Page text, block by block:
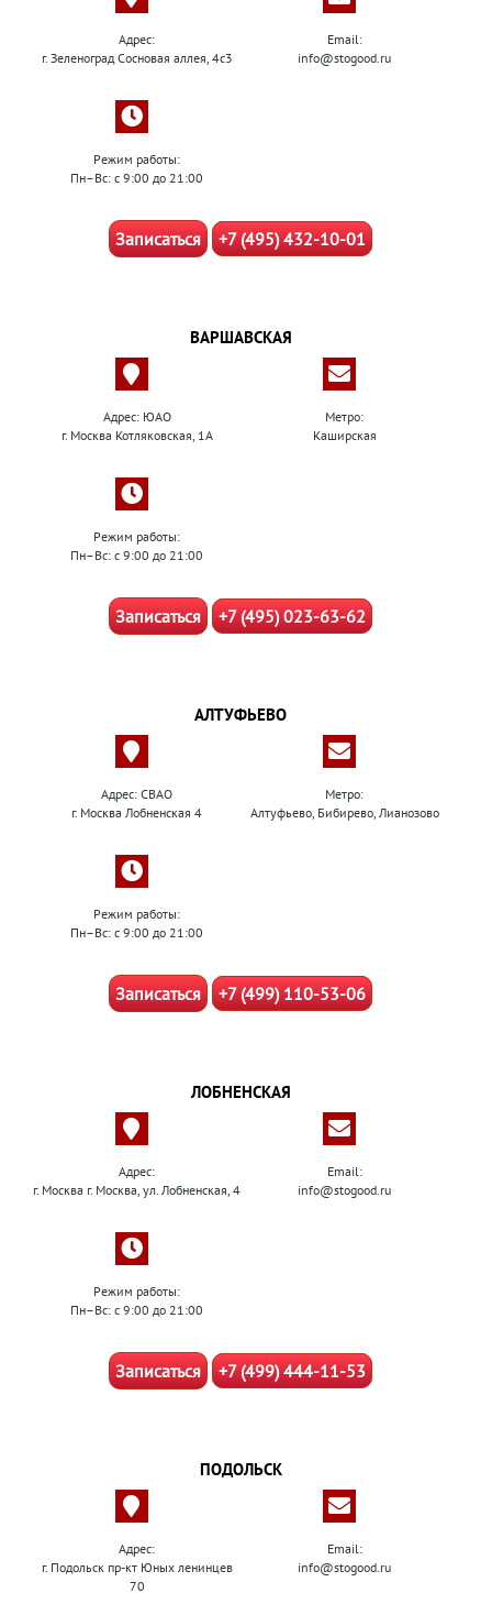
Адрес:
г. Зеленоград Сосновая аллея, 4с3
Email:
info@stogood.ru
Режим работы:
Пн–Вс: с 9:00 до 21:00
Записаться +7 (495) 432-10-01
ВАРШАВСКАЯ
Адрес: ЮАО
г. Москва Котляковская, 1А
Метро:
Каширская
Режим работы:
Пн–Вс: с 9:00 до 21:00
Записаться +7 (495) 023-63-62
АЛТУФЬЕВО
Адрес: СВАО
г. Москва Лобненская 4
Метро:
Алтуфьево, Бибирево, Лианозово
Режим работы:
Пн–Вс: с 9:00 до 21:00
Записаться +7 (499) 110-53-06
ЛОБНЕНСКАЯ
Адрес:
г. Москва г. Москва, ул. Лобненская, 4
Email:
info@stogood.ru
Режим работы:
Пн–Вс: с 9:00 до 21:00
Записаться +7 (499) 444-11-53
ПОДОЛЬСК
Адрес:
г. Подольск пр-кт Юных ленинцев
70
Email:
info@stogood.ru